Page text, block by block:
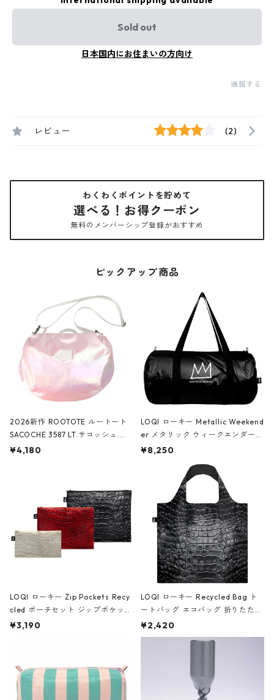
Sold out
日本国内にお住まいの方向け
通報する
レビュー (2)
わくわくポイントを貯めて
選べる！お得クーポン
無料のメンバーシップ登録がおすすめ
ピックアップ商品
2026新作 ROOTOTE ルートート
SACOCHE 3587 LT.サコッシュ.ル
ミエ-B ショルダーバッグ グロスピ
¥4,180
LOQI ローキー Metallic Weekend
er メタリック ウィークエンダー
ボストンバッグ ショルダーバッグ
Black ジャン=ミッシェル・バスキ
ア/クラウン ブラック
¥8,250
LOQI ローキー Zip Pockets Recy
cled ポーチセット ジップポケット
ファスナーポーチ 撥水加工 トラベ
ーガンディー、オフホワイト
¥3,190
LOQI ローキー Recycled Bag ト
ートバッグ エコバッグ 折りたたみ
大きめ 撥水加工 収納ポーチ CRO
CODILE/Black クロコダイル/ブラ
¥2,420